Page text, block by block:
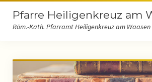
Pfarre Heiligenkreuz am
Röm.-Kath. Pfarramt Heiligenkreuz am Waasen
Startseite